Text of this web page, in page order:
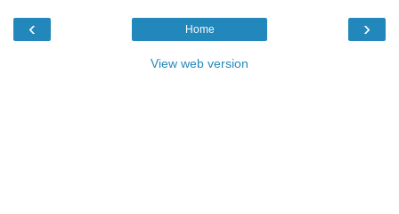
‹ ›
Home
View web version